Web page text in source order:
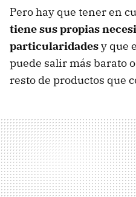
Pero hay que tener en
tiene sus propias
particularidadesy que
puede salir más barato
resto de productos que